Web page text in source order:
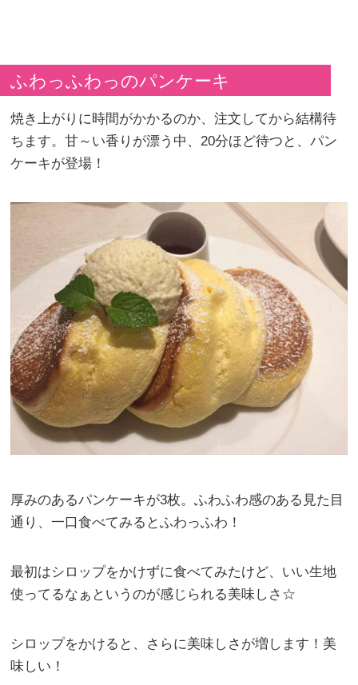
ふわっふわっのパンケーキ
焼き上がりに時間がかかるのか、注文してから結構待
ちます。甘～い香りが漂う中、20分ほど待つと、パン
ケーキが登場！
厚みのあるパンケーキが3枚。ふわふわ感のある見た目
通り、一口食べてみるとふわっふわ！
最初はシロップをかけずに食べてみたけど、いい生地
使ってるなぁというのが感じられる美味しさ☆
シロップをかけると、さらに美味しさが増します！美
味しい！